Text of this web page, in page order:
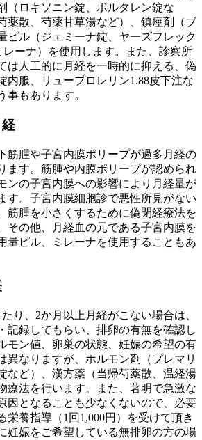
（ロキソニン錠、ボルタレン錠な
薬散、芍薬甘草湯など）、鎮痙剤（ブ
ピル（ジェミーナ錠、ヤーズフレック
レーナ）を使用します。また、診察所
は人工的に月経を一時的に抑える、偽
内服、リュープロレリン1.88皮下注な
事もあります。
筋腫や子宮内膜ポリープが過多月経の
ます。筋腫や内膜ポリープが認められ
ンの子宮内膜への影響により月経量が
す。子宮内膜細胞診で悪性所見がない
筋腫を小さくするために偽閉経療法を
その他、月経血の元である子宮内膜を
量ピル、ミレーナを使用することもあ
り、2か月以上月経がこない場合は、
記録してもらい、排卵の有無を確認し
モン値、卵巣の状態、妊娠の希望の有
異なりますが、ホルモン剤（プレマリ
など）、漢方薬（当帰芍薬散、温経湯
療法を行います。また、著明で急激な
因となることも少なくないので、必要
栄養指導（1回1,000円）を受けて頂き
妊娠をご希望している無排卵の方の場